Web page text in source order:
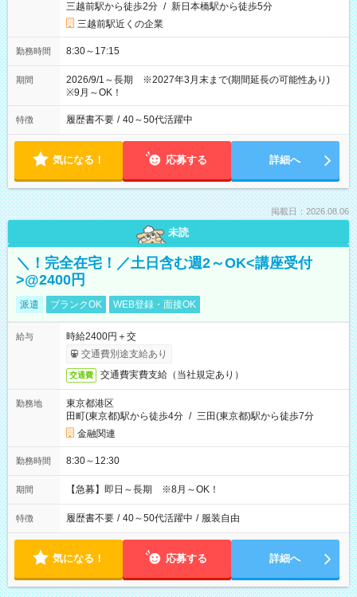
三越前駅から徒歩2分 / 新日本橋駅から徒歩5分
三越前駅近くの企業
勤務時間 8:30～17:15
期間
2026/9/1～長期 ※2027年3月末まで(期間延長の可能性あり)
※9月～OK！
特徴 履歴書不要 / 40～50代活躍中
気になる！ 応募する 詳細へ
掲載日：2026.08.06
未読
＼！完全在宅！／土日含む週2～OK<講座受付
>@2400円
派遣 ブランクOK WEB登録・面接OK
給与
時給2400円＋交
交通費別途支給あり
交通費 交通費実費支給（当社規定あり）
勤務地
東京都港区
田町(東京都)駅から徒歩4分 / 三田(東京都)駅から徒歩7分
金融関連
勤務時間 8:30～12:30
期間 【急募】即日～長期 ※8月～OK！
特徴 履歴書不要 / 40～50代活躍中 / 服装自由
気になる！ 応募する 詳細へ